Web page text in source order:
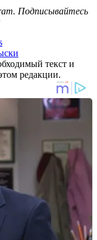
Подписывайтесь
текст и
редакции.